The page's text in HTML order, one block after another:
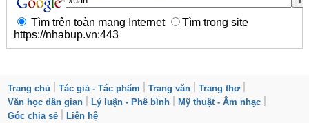
Tìm trên toàn mạng Internet
Tìm trong site
https://nhabup.vn:443
Trang chủ Tác giả - Tác phẩm Trang văn
Trang thơ
Văn học dân gian
Lý luận - Phê bình
Mỹ thuật - Âm nhạc
Góc chia sẻ
Liên hệ